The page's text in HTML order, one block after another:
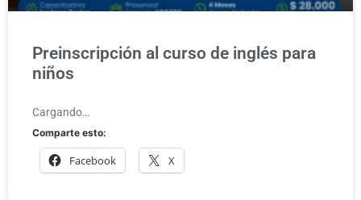
Preinscripción al curso de inglés para
niños
Cargando…
Comparte esto:
Facebook X